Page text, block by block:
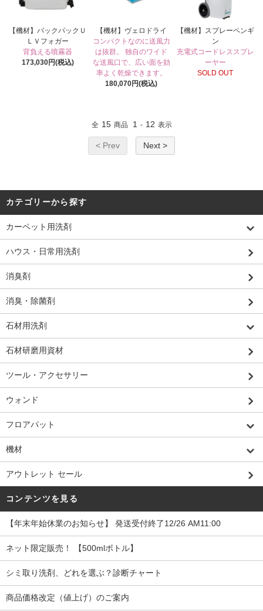
【機材】バックパックＵ
ＬＶフォガー
背負える噴霧器
173,030円(税込)
【機材】ヴェロドライ
コンパクトなのに送風力
は抜群。 独自のワイド
な送風口で、広い面を効
率よく乾燥できます。
180,070円(税込)
【機材】スプレーペンギ
ン
充電式コードレススプレ
ーヤー
SOLD OUT
全 15 商品 1 - 12 表示
< Prev Next >
カテゴリーから探す
カーペット用洗剤
ハウス・日常用洗剤
消臭剤
消臭・除菌剤
石材用洗剤
石材研磨用資材
ツール・アクセサリー
ウォンド
フロアパット
機材
アウトレット セール
コンテンツを見る
【年末年始休業のお知らせ】 発送受付終了12/26 AM11:00
ネット限定販売！ 【500mlボトル】
シミ取り洗剤、どれを選ぶ？診断チャート
商品価格改定（値上げ）のご案内